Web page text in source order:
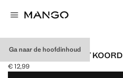
Ga naar de hoofdinhoud
JOGGERBROEK MET KOORD
Huidige prijs [€ 12,99 ]
€ 12,99
Kies een kleur